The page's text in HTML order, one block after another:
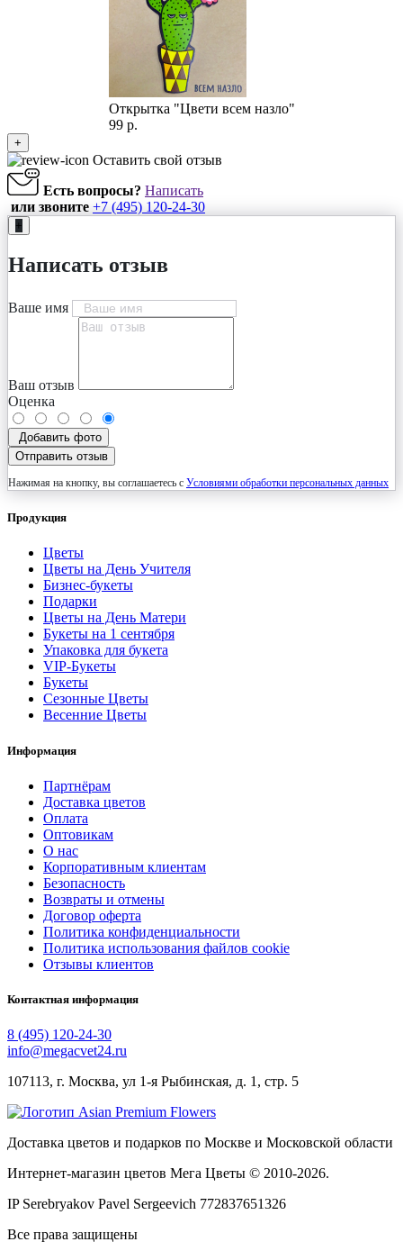
Открытка "Цвети всем назло"
99 р.
+
Оставить свой отзыв
Есть вопросы? Написать
или звоните +7 (495) 120-24-30
+
Написать отзыв
Ваше имя
Ваш отзыв
Оценка
Добавить фото
Отправить отзыв
Нажимая на кнопку, вы соглашаетесь с Условиями обработки персональных данных
Продукция
Цветы
Цветы на День Учителя
Бизнес-букеты
Подарки
Цветы на День Матери
Букеты на 1 сентября
Упаковка для букета
VIP-Букеты
Букеты
Сезонные Цветы
Весенние Цветы
Информация
Партнёрам
Доставка цветов
Оплата
Оптовикам
О нас
Корпоративным клиентам
Безопасность
Возвраты и отмены
Договор оферта
Политика конфиденциальности
Политика использования файлов cookie
Отзывы клиентов
Контактная информация
8 (495) 120-24-30
info@megacvet24.ru
107113, г. Москва, ул 1-я Рыбинская, д. 1, стр. 5
Доставка цветов и подарков по Москве и Московской области
Интернет-магазин цветов Мега Цветы © 2010-2026.
IP Serebryakov Pavel Sergeevich 772837651326
Все права защищены